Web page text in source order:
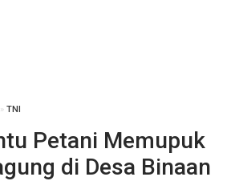
TNI
Petani Memupuk
di Desa Binaan